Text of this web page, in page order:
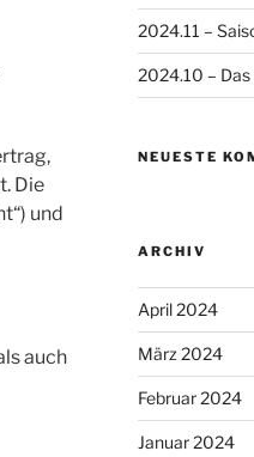
Die
und
auch
2024.11 –
2024.10 –
NEUESTE
ARCHIV
April 2024
März 2024
Februar 2024
Januar 2024